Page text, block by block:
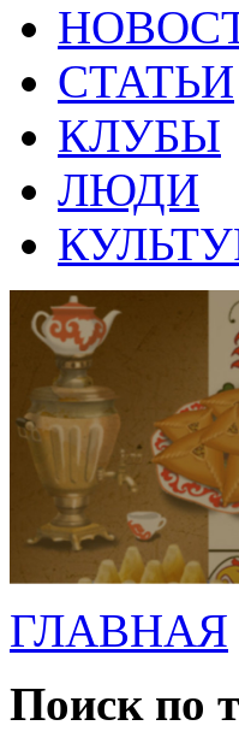
СТАТЬИ
КЛУБЫ
ЛЮДИ
ГЛАВНАЯ
Поиск по